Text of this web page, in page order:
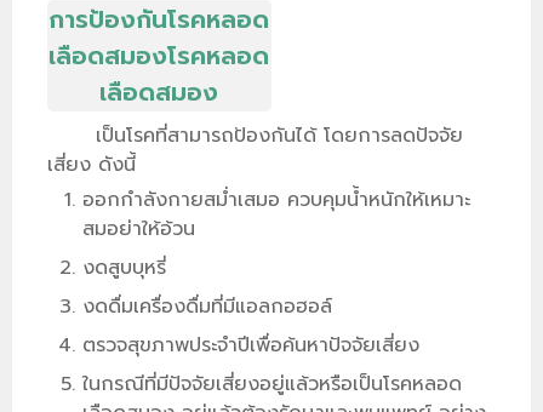
การป้องกันโรคหลอด
เลือดสมองโรคหลอด
เลือดสมอง
เป็นโรคที่สามารถป้องกันได้ โดยการลดปัจจัย
เสี่ยง ดังนี้
ออกกำลังกายสม่ำเสมอ ควบคุมน้ำหนักให้เหมาะ
สมอย่าให้อ้วน
งดสูบบุหรี่
งดดื่มเครื่องดื่มที่มีแอลกอฮอล์
ตรวจสุขภาพประจำปีเพื่อค้นหาปัจจัยเสี่ยง
ในกรณีที่มีปัจจัยเสี่ยงอยู่แล้วหรือเป็นโรคหลอด